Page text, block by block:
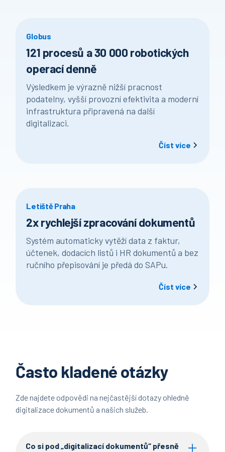
Globus
121 procesů a 30 000 robotických
operací denně
Výsledkem je výrazně nižší pracnost
podatelny, vyšší provozní efektivita a moderní
infrastruktura připravená na další
digitalizaci.
Číst více
Letiště Praha
2x rychlejší zpracování dokumentů
Systém automaticky vytěží data z faktur,
účtenek, dodacích listů i HR dokumentů a bez
ručního přepisování je předá do SAPu.
Číst více
Často kladené otázky
Zde najdete odpovědi na nejčastější dotazy ohledně
digitalizace dokumentů a našich služeb.
Co si pod „digitalizací dokumentů“ přesně